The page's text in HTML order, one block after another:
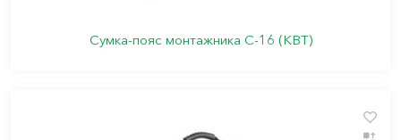
Сумка-пояс монтажника С-16 (КВТ)